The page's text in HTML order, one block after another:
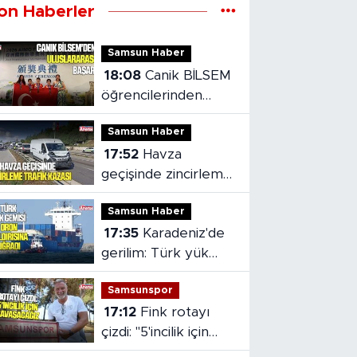
Haberler
Samsun Haber
18:08 Canik BİLSEM
öğrencilerinden
Vietnam'da madalya
başarısı
Samsun Haber
17:52
geçişinde zincirleme
trafik kazası: 2 kişi
yaralandı
Samsun Haber
17:35
gerilim: Türk yük
gemisi dron
saldırısına uğradı
Samsunspor
17:12
çizdi: "5'incilik için
savaşacağız